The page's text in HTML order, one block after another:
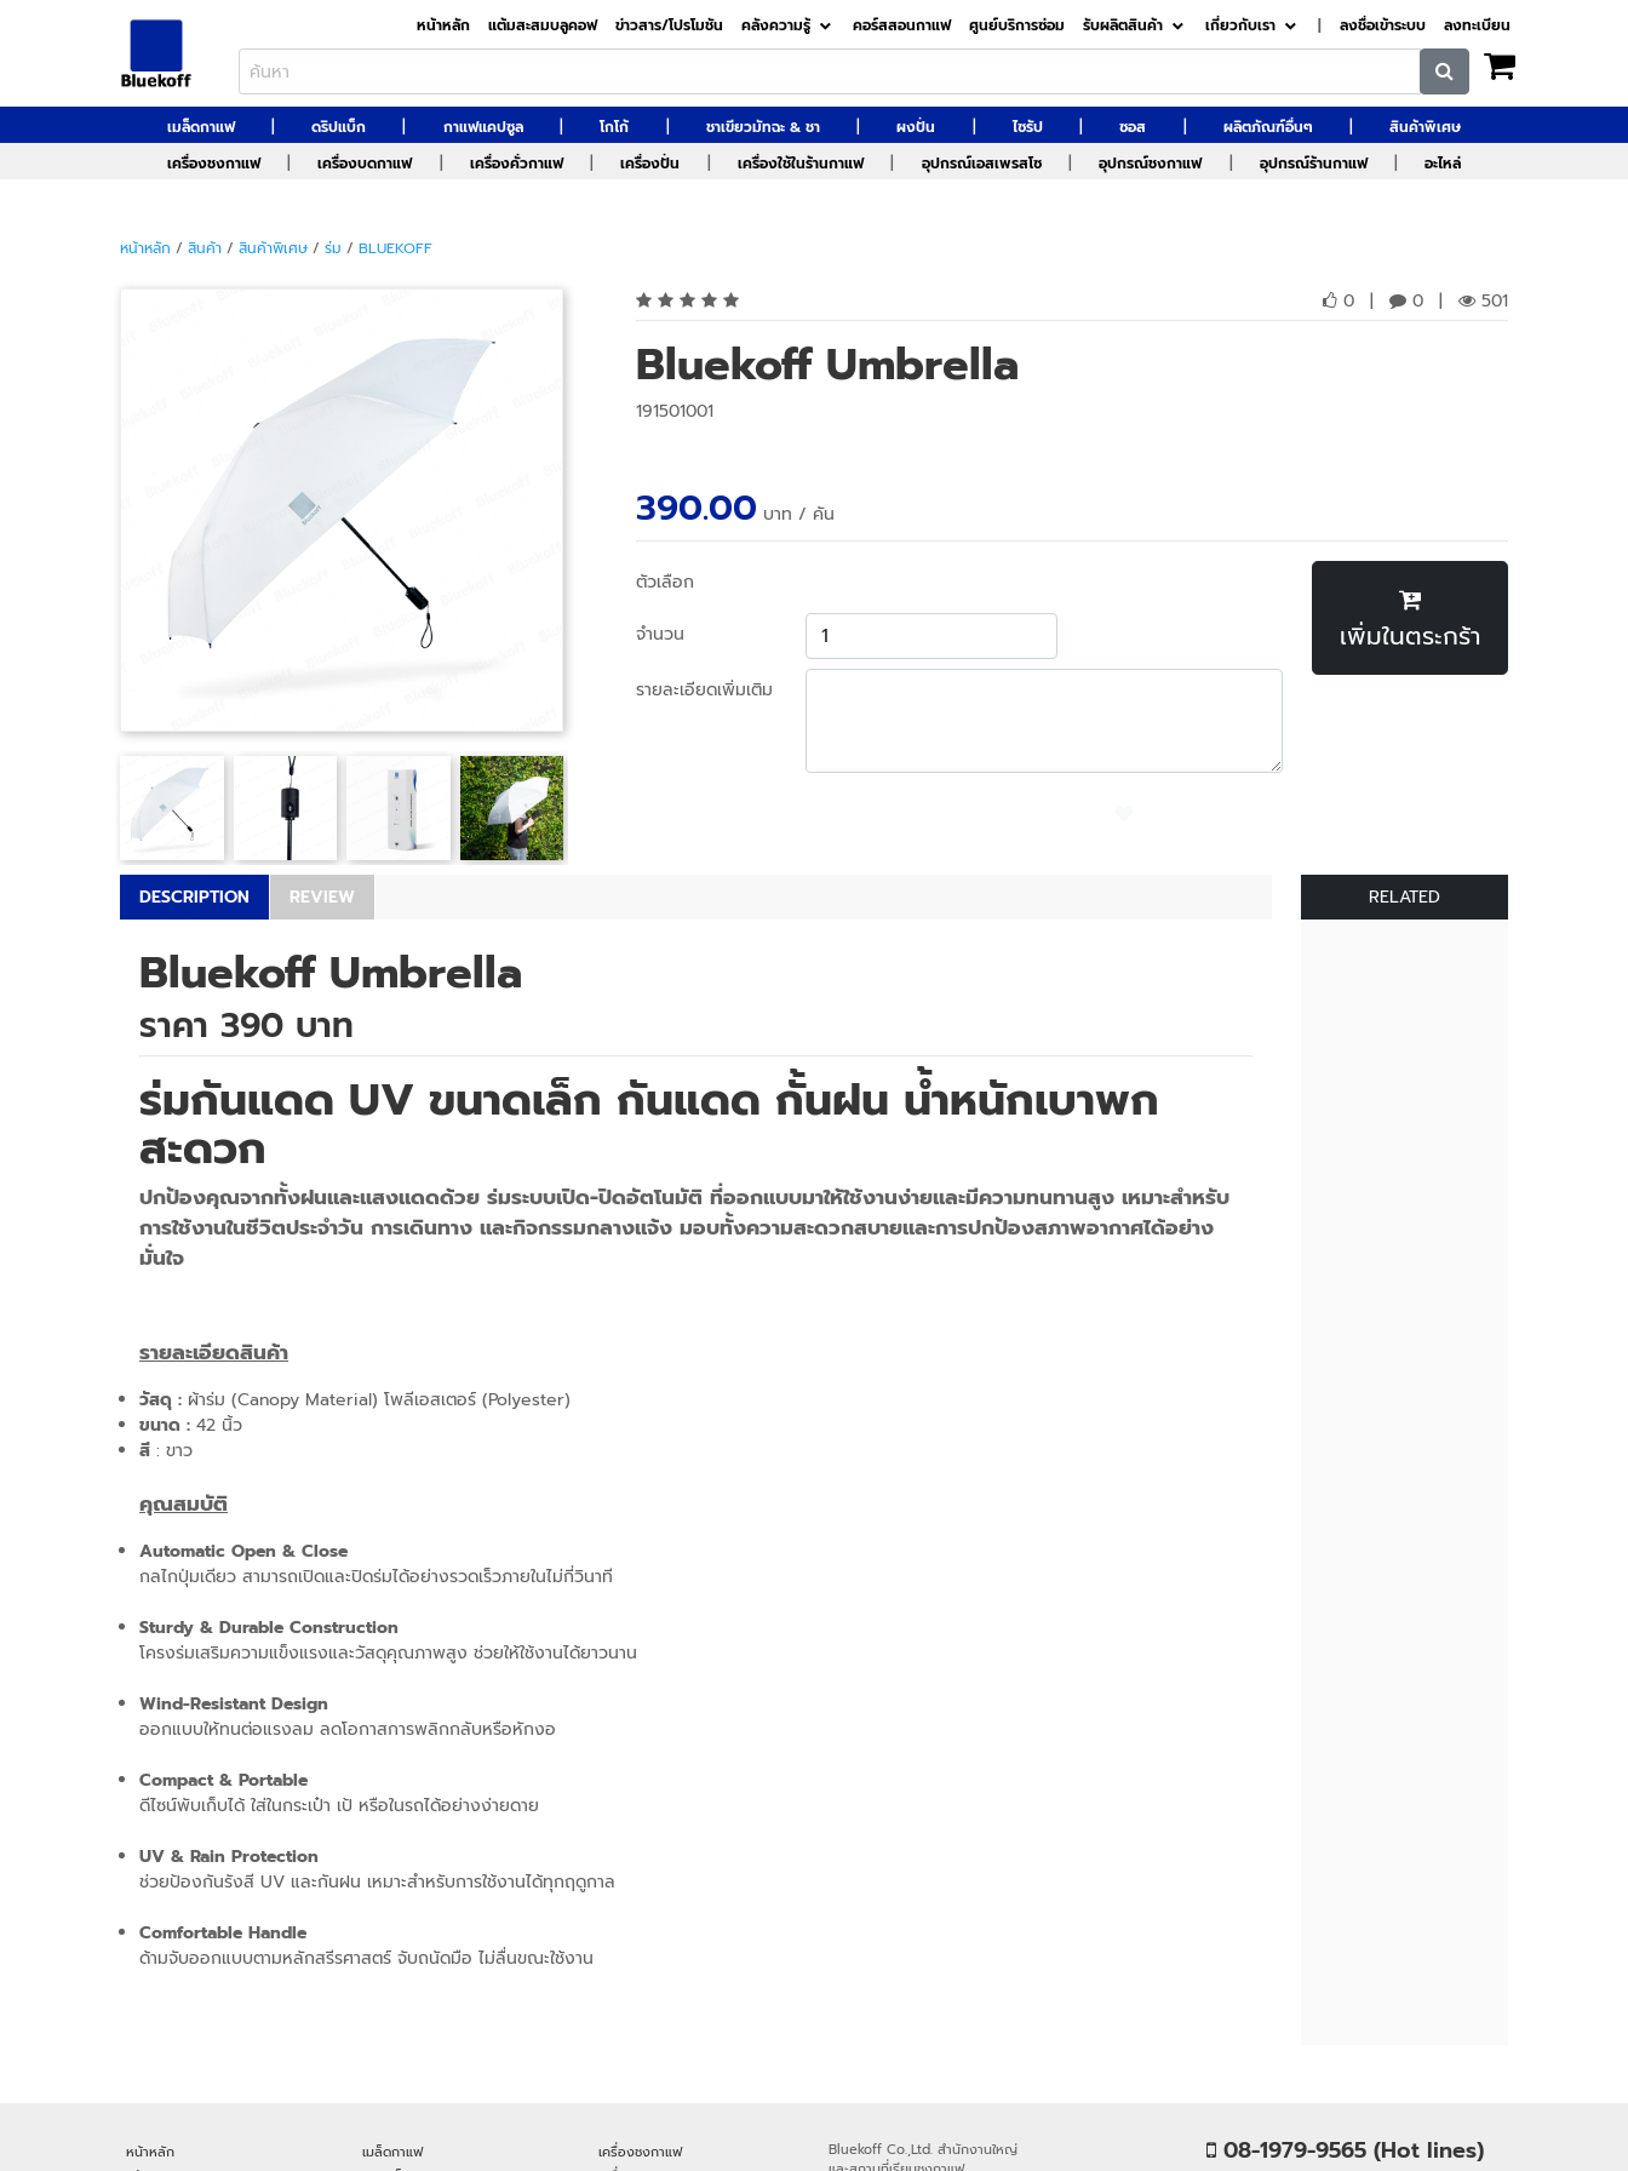
หน้าหลัก แต้มสะสมบลูคอฟ ข่าวสาร/โปรโมชัน คลังความรู้ คอร์สสอนกาแฟ ศูนย์บริการซ่อม รับผลิตสินค้า เกี่ยวกับเรา | ลงชื่อเข้าระบบ ลงทะเบียน
เมล็ดกาแฟ | ดริปแบ็ก | กาแฟแคปซูล | โกโก้ | ชาเขียวมัทฉะ & ชา | ผงปั่น | ไซรัป | ซอส | ผลิตภัณฑ์อื่นๆ |
สินค้าพิเศษ
เครื่องชงกาแฟ
| เครื่องบดกาแฟ | เครื่องคั่วกาแฟ | เครื่องปั่น | เครื่องใช้ในร้านกาแฟ | อุปกรณ์เอสเพรสโซ | อุปกรณ์ชงกาแฟ | อุปกรณ์ร้านกาแฟ | อะไหล่
หน้าหลัก / สินค้า / สินค้าพิเศษ / ร่ม / BLUEKOFF
0 | 0 | 501
Bluekoff Umbrella
191501001
390.00 บาท / คัน
ตัวเลือก
จำนวน
รายละเอียดเพิ่มเติม
เพิ่มในตระกร้า
DESCRIPTION REVIEW
Bluekoff Umbrella
ราคา 390 บาท
ร่มกันแดด UV ขนาดเล็ก กันแดด กั้นฝน น้ำหนักเบาพก
สะดวก
ปกป้องคุณจากทั้งฝนและแสงแดดด้วย ร่มระบบเปิด-ปิดอัตโนมัติ ที่ออกแบบมาให้ใช้งานง่ายและมีความทนทานสูง เหมาะสำหรับ
การใช้งานในชีวิตประจำวัน การเดินทาง และกิจกรรมกลางแจ้ง มอบทั้งความสะดวกสบายและการปกป้องสภาพอากาศได้อย่าง
มั่นใจ
รายละเอียดสินค้า
วัสดุ : ผ้าร่ม (Canopy Material) โพลีเอสเตอร์ (Polyester)
ขนาด : 42 นิ้ว
สี : ขาว
คุณสมบัติ
Automatic Open & Close
กลไกปุ่มเดียว สามารถเปิดและปิดร่มได้อย่างรวดเร็วภายในไม่กี่วินาที
Sturdy & Durable Construction
โครงร่มเสริมความแข็งแรงและวัสดุคุณภาพสูง ช่วยให้ใช้งานได้ยาวนาน
Wind-Resistant Design
ออกแบบให้ทนต่อแรงลม ลดโอกาสการพลิกกลับหรือหักงอ
Compact & Portable
ดีไซน์พับเก็บได้ ใส่ในกระเป๋า เป้ หรือในรถได้อย่างง่ายดาย
UV & Rain Protection
ช่วยป้องกันรังสี UV และกันฝน เหมาะสำหรับการใช้งานได้ทุกฤดูกาล
Comfortable Handle
ด้ามจับออกแบบตามหลักสรีรศาสตร์ จับถนัดมือ ไม่ลื่นขณะใช้งาน
RELATED
หน้าหลัก
เมล็ดกาแฟ
เครื่องชงกาแฟ
Bluekoff Co.,Ltd. สำนักงานใหญ่
08-1979-9565 (Hot lines)